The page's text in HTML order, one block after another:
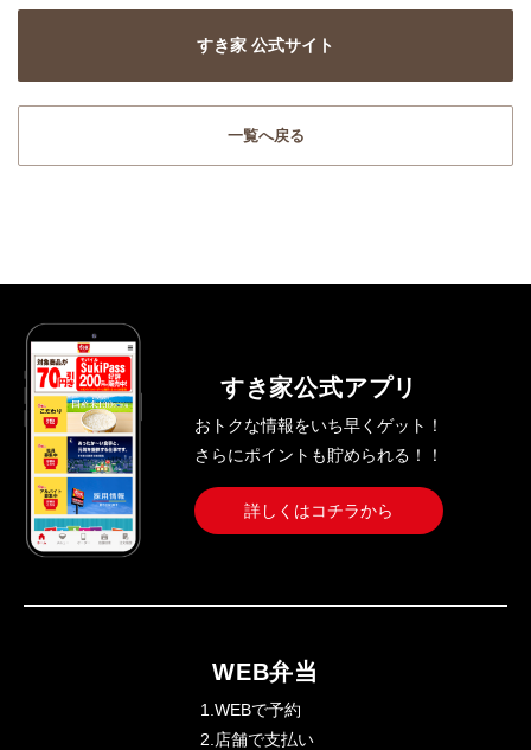
すき家 公式サイト
一覧へ戻る
すき家公式アプリ
おトクな情報をいち早くゲット！
さらにポイントも貯められる！！
詳しくはコチラから
WEB弁当
1.WEBで予約
2.店舗で支払い